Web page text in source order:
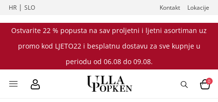
HR |SLO Kontakt Lokacije
Ostvarite 22 % popusta na sav proljetni i ljetni asortiman uz
promo kod LJETO22 i besplatnu dostavu za sve kupnje u
periodu od 06.08 do 09.08.
0